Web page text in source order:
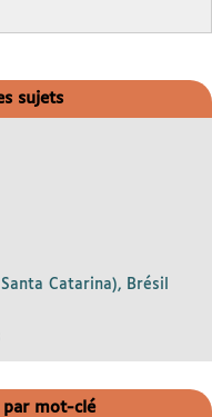
sujets
Catarina), Brésil
par mot-clé